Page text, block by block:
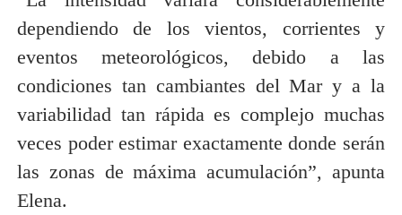
dependiendo de los vientos, corrientes y
eventos meteorológicos, debido a las
condiciones tan cambiantes del Mar y a la
variabilidad tan rápida es complejo muchas
veces poder estimar exactamente donde serán
las zonas de máxima acumulación”, apunta
Elena.